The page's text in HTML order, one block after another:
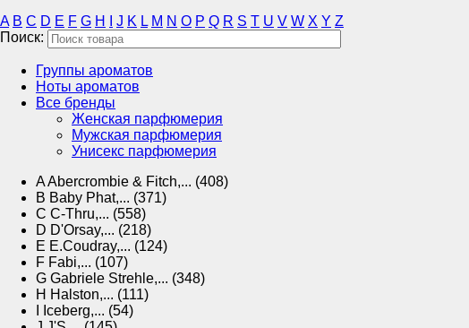
A B C D E F G H J K L M N O P Q R S T U V W X Y Z
Поиск:
Группы ароматов
Ноты ароматов
Все бренды
Женская парфюмерия
Мужская парфюмерия
Унисекс парфюмерия
AAbercrombie & Fitch,... (408)
B Baby Phat,... (371)
C C-Thru,... (558)
D D'Orsay,... (218)
E E.Coudray,... (124)
F Fabi,... (107)
G Gabriele Strehle,... (348)
H Halston,... (111)
Iceberg,... (54)